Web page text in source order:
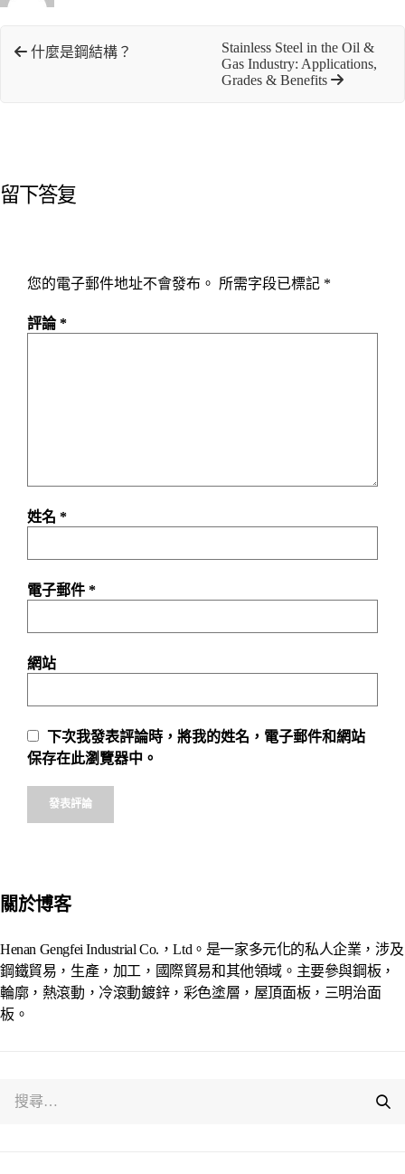
什麼是鋼結構？
Stainless Steel in the Oil &
Gas Industry: Applications,
Grades & Benefits
留下答复
您的電子郵件地址不會發布。 所需字段已標記 *
評論*
姓名 *
電子郵件 *
網站
下次我發表評論時，將我的姓名，電子郵件和網站
保存在此瀏覽器中。
關於博客
Henan Gengfei Industrial Co.，Ltd。是一家多元化的私人企業，涉及
鋼鐵貿易，生產，加工，國際貿易和其他領域。主要參與鋼板，
輪廓，熱滾動，冷滾動鍍鋅，彩色塗層，屋頂面板，三明治面
板。